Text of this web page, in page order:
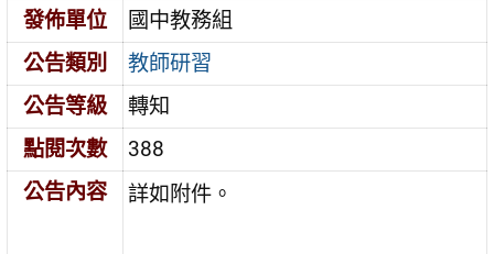
發佈單位
國中教務組
公告類別
教師研習
公告等級
轉知
點閱次數
388
公告內容
詳如附件。